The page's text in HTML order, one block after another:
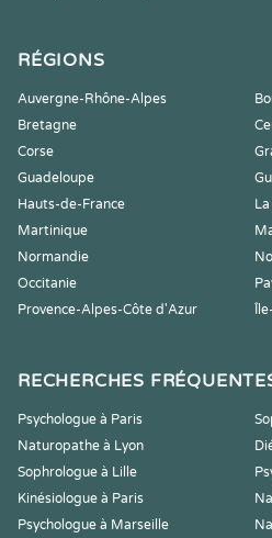
RÉGIONS
Auvergne-Rhône-Alpes
Bretagne
Corse
Guadeloupe
Hauts-de-France
Martinique
Normandie
Occitanie
Provence-Alpes-Côte d'Azur
RECHERCHES
Psychologue à Paris
Naturopathe à Lyon
Sophrologue à Lille
Kinésiologue à Paris
Psychologue à Marseille